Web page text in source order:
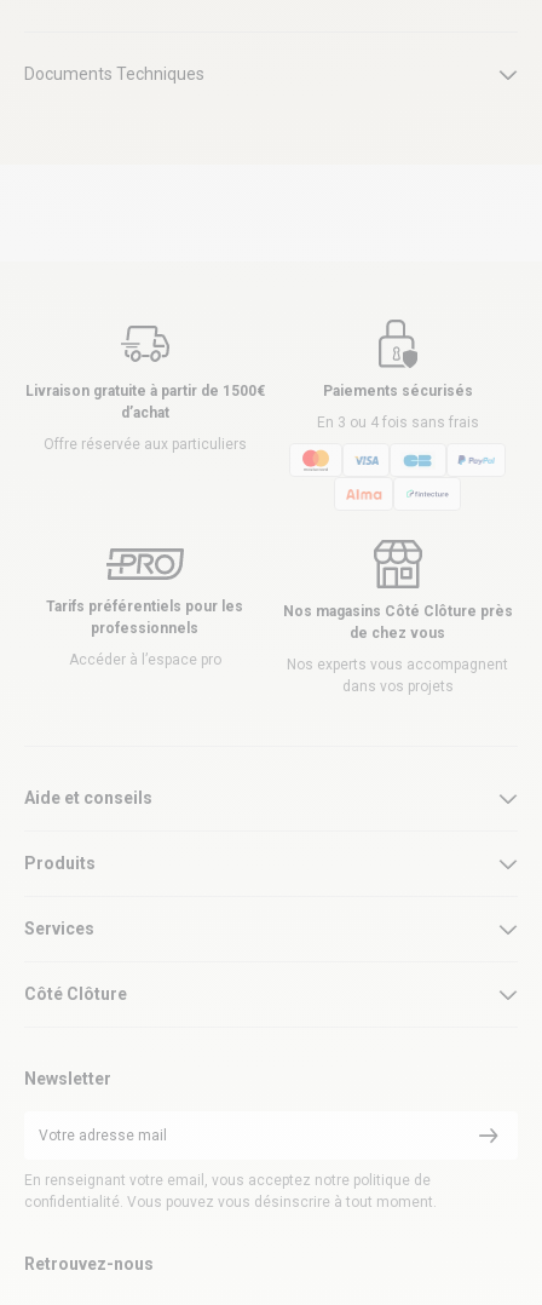
Documents Techniques
Livraison gratuite à partir de 1500€
d’achat
Offre réservée aux particuliers
Paiements sécurisés
En 3 ou 4 fois sans frais
Tarifs préférentiels pour les
professionnels
Accéder à l’espace pro
Nos magasins Côté Clôture près
de chez vous
Nos experts vous accompagnent
dans vos projets
Aide et conseils
Produits
Services
Côté Clôture
Newsletter
En renseignant votre email, vous acceptez notre politique de
confidentialité. Vous pouvez vous désinscrire à tout moment.
Retrouvez-nous